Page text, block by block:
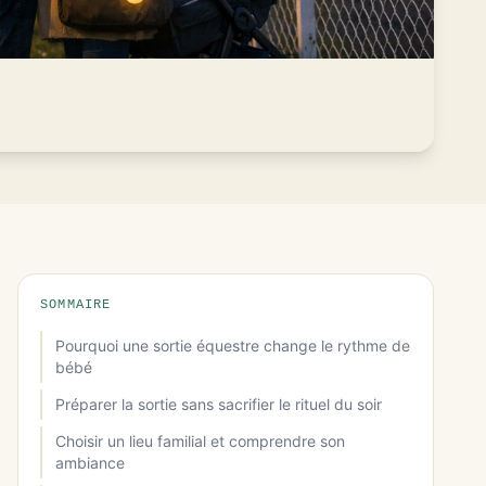
SOMMAIRE
Pourquoi une sortie équestre change le rythme de
bébé
Préparer la sortie sans sacrifier le rituel du soir
Choisir un lieu familial et comprendre son
ambiance